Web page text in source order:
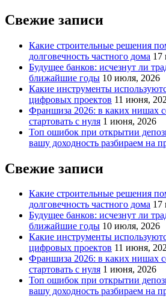
Свежие записи
Какие строительные решения
долговечность частного дома 17
Будущее банков: исчезнут ли
ближайшие годы 10 июля, 2026
Какие инструменты
цифровых проектов 11 июня,
Франшиза 2026: в каких нишах
стартовать с нуля 1 июня, 2026
Топ ошибок при открытии
вашу доходность разбираем на
Свежие записи
Какие строительные решения
долговечность частного дома 17
Будущее банков: исчезнут ли
ближайшие годы 10 июля, 2026
Какие инструменты
цифровых проектов 11 июня,
Франшиза 2026: в каких нишах
стартовать с нуля 1 июня, 2026
Топ ошибок при открытии
вашу доходность разбираем на